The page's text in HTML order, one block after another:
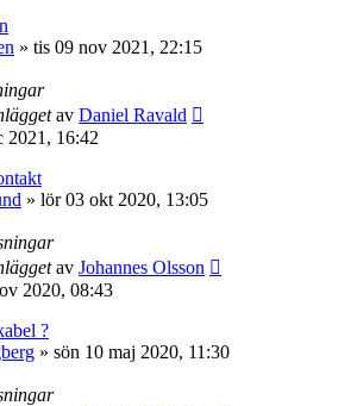
» tis 09 nov 2021, 22:15
av Daniel Ravald
2021, 16:42
» lör 03 okt 2020, 13:05
av Johannes Olsson
2020, 08:43
?
» sön 10 maj 2020, 11:30